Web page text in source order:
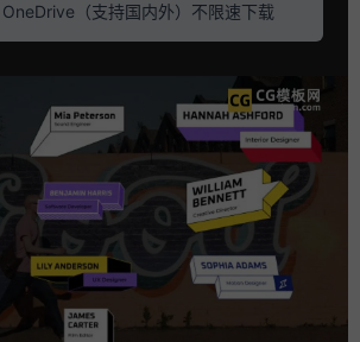
（支持国内外）不限速下载